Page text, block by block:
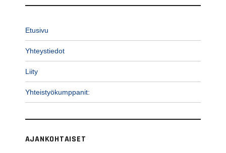
Etusivu
Yhteystiedot
Liity
Yhteistyökumppanit:
AJANKOHTAISET